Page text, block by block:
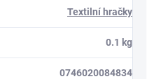
Textilní hračky
0.1 kg
0746020084834